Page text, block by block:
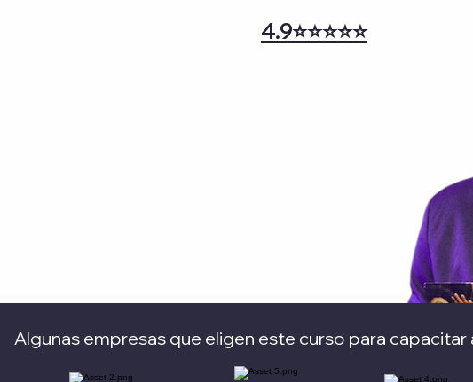
4.9⭐⭐⭐⭐⭐
Algunas empresas que eligen este curso para capacitar